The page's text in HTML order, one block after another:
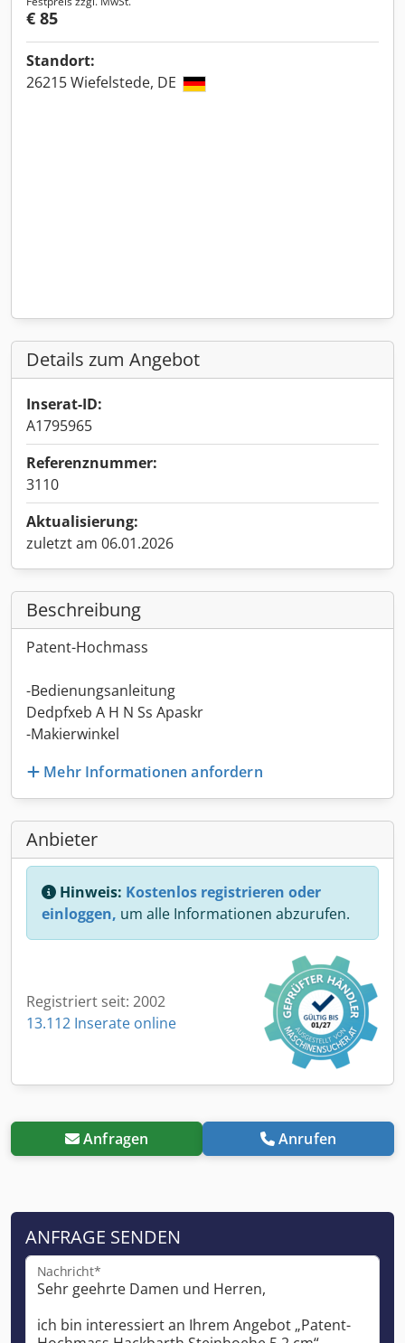
€ 85
Standort:
26215 Wiefelstede, DE
Details zum Angebot
Inserat-ID:
A1795965
Referenznummer:
3110
Aktualisierung:
zuletzt am 06.01.2026
Beschreibung
Patent-Hochmass
-Bedienungsanleitung
Dedpfxeb A H N Ss Apaskr
-Makierwinkel
Mehr Informationen anfordern
Anbieter
Hinweis: Kostenlos registrieren oder
einloggen, um alle Informationen abzurufen.
Registriert seit: 2002
13.112 Inserate online
Anfragen Anrufen
ANFRAGE SENDEN
Nachricht*